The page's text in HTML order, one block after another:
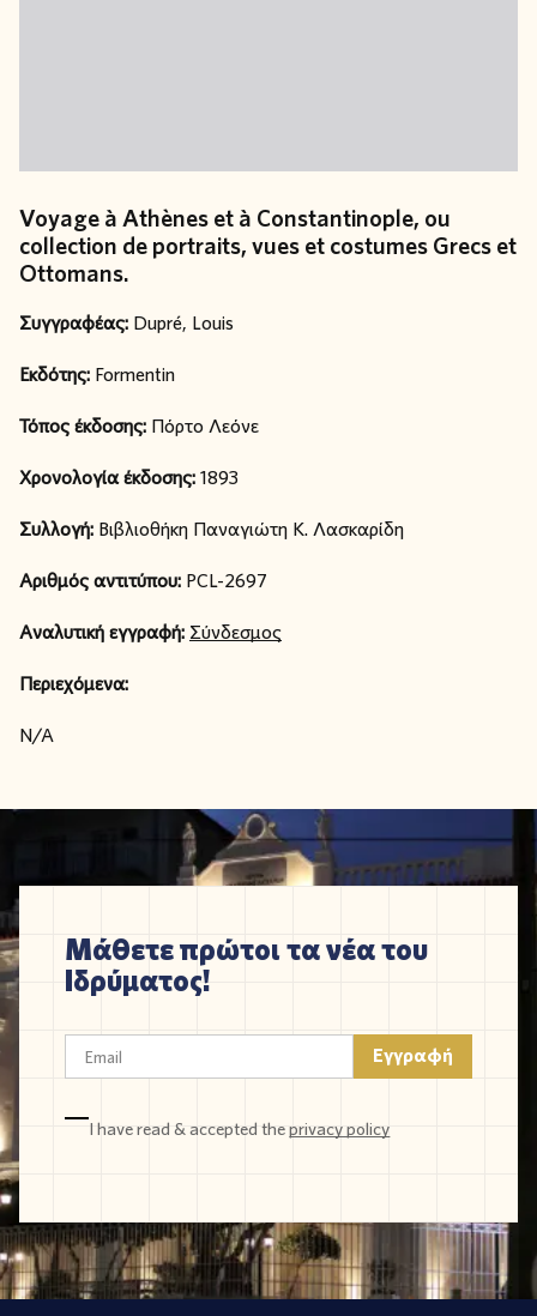
Voyage à Athènes et à Constantinople, ou
collection de portraits, vues et costumes Grecs et
Ottomans.
Συγγραφέας: Dupré, Louis
Εκδότης: Formentin
Τόπος έκδοσης: Πόρτο Λεόνε
Χρονολογία έκδοσης:1893
Συλλογή: Βιβλιοθήκη Παναγιώτη Κ. Λασκαρίδη
Αριθμός αντιτύπου: PCL-2697
Αναλυτική εγγραφή: Σύνδεσμος
Περιεχόμενα:
N/A
Μάθετε πρώτοι τα νέα του
Ιδρύματος!
I have read & accepted theprivacy policy